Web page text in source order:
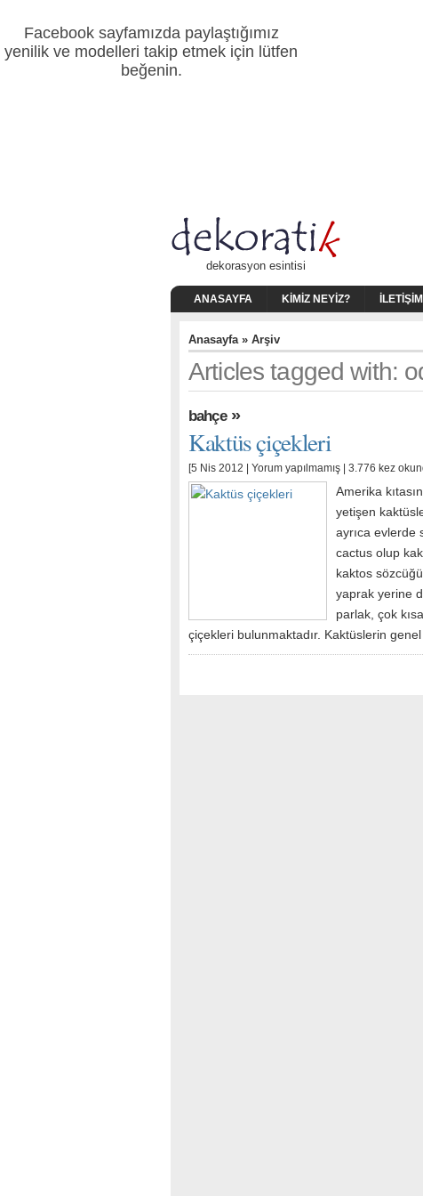
Facebook sayfamızda paylaştığımız
yenilik ve modelleri takip etmek için lütfen
beğenin.
dekorasyon esintisi
ANASAYFA KIMIZ NEYIZ? İLETIŞIM
Anasayfa» Arşiv
Articles tagged with:
bahçe»
Kaktüs çiçekleri
[5 Nis 2012 | Yorum yapılmamış | 3.776 kez
Amerika
yetişen
ayrıca evlerde
cactus olup
kaktos
yaprak yerine
parlak, çok
çiçekleri bulunmaktadır. Kaktüslerin